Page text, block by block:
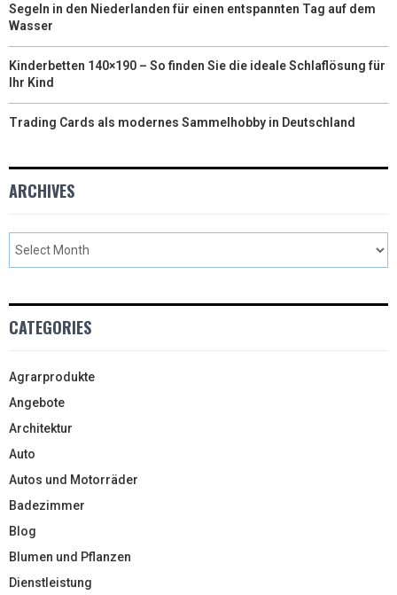
Segeln in den Niederlanden für einen entspannten Tag auf dem
Wasser
Kinderbetten 140×190 – So finden Sie die ideale Schlaflösung für
Ihr Kind
Trading Cards als modernes Sammelhobby in Deutschland
ARCHIVES
CATEGORIES
Agrarprodukte
Angebote
Architektur
Auto
Autos und Motorräder
Badezimmer
Blog
Blumen und Pflanzen
Dienstleistung